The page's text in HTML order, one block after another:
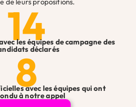
14
les équipes de campagne des
déclarés
8
avec les équipes qui ont
à notre appel